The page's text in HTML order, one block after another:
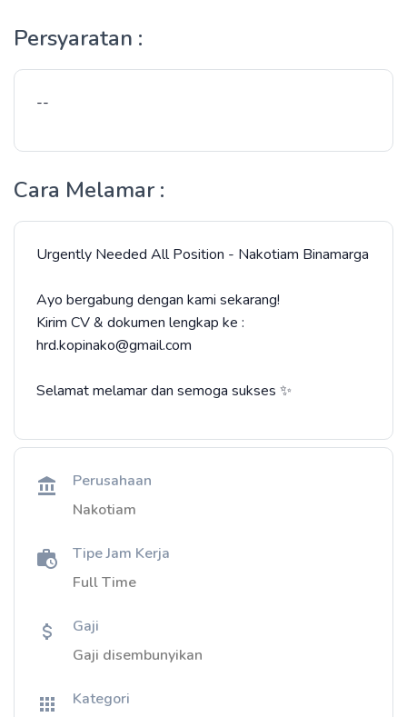
Persyaratan :
--
Cara Melamar :
Urgently Needed All Position - Nakotiam Binamarga
Ayo bergabung dengan kami sekarang!
Kirim CV & dokumen lengkap ke :
hrd.kopinako@gmail.com
Selamat melamar dan semoga sukses ✨
Perusahaan
Nakotiam
Tipe Jam Kerja
Full Time
Gaji
Gaji disembunyikan
Kategori